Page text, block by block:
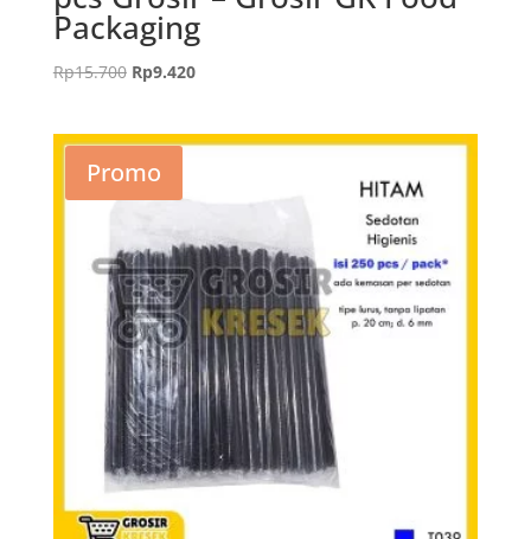
Packaging
Rp15.700 Harga
Rp15.700.
Rp9.420Harga
adalah:
Promo